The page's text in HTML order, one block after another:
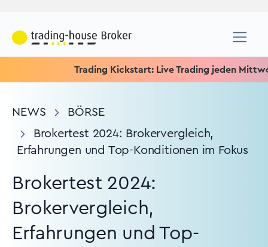
Trading Kickstart: Live Trading jeden Mittwoch um
NEWS
BÖRSE
Brokertest 2024: Brokervergleich,
Erfahrungen und Top-Konditionen im Fokus
Brokertest 2024:
Brokervergleich,
Erfahrungen und Top-